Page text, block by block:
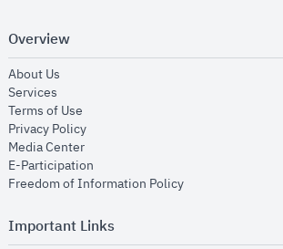
Overview
About Us
Services
Terms of Use
Privacy Policyopens in new window
Media Centeropens in new window
E-Participation
Freedom of Information Policyopens in new
Important Links